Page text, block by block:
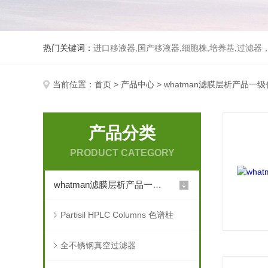
热门关键词： 进口移液器,国产移液器,细胞株,培养基,过滤器
当前位置： 首页 > 产品中心 > whatman滤膜层析产品一级
产品分类
PRODUCT CATEGORY
whatman滤膜层析产品一级代 理（二）
Partisil HPLC Columns 色谱柱
全不锈钢真空过滤器